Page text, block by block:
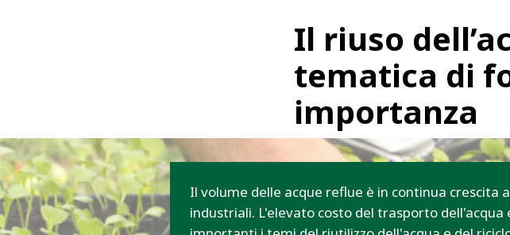
Il riuso
tematica di
importanza
Il volume delle acque reflue è in continua crescita
industriali. L'elevato costo del trasporto